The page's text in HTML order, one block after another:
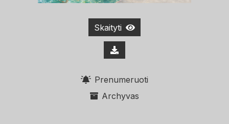
Skaityti
Prenumeruoti
Archyvas